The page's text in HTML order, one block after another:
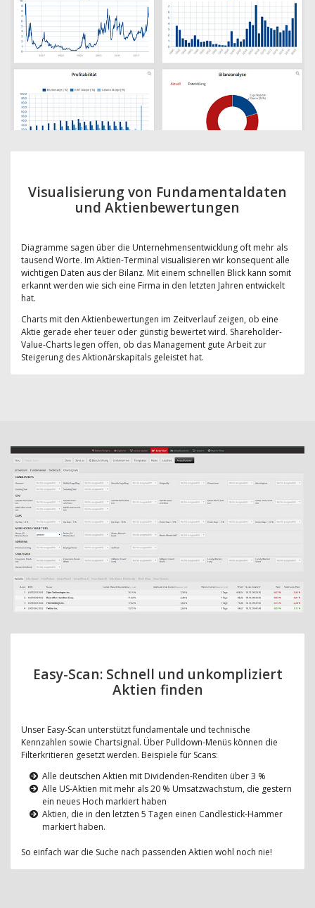
Visualisierung von Fundamentaldaten
und Aktienbewertungen
Diagramme sagen über die Unternehmensentwicklung oft mehr als
tausend Worte. Im Aktien-Terminal visualisieren wir konsequent alle
wichtigen Daten aus der Bilanz. Mit einem schnellen Blick kann somit
erkannt werden wie sich eine Firma in den letzten Jahren entwickelt
hat.
Charts mit den Aktienbewertungen im Zeitverlauf zeigen, ob eine
Aktie gerade eher teuer oder günstig bewertet wird. Shareholder-
Value-Charts legen offen, ob das Management gute Arbeit zur
Steigerung des Aktionärskapitals geleistet hat.
Easy-Scan: Schnell und unkompliziert
Aktien finden
Unser Easy-Scan unterstützt fundamentale und technische
Kennzahlen sowie Chartsignal. Über Pulldown-Menüs können die
Filterkritieren gesetzt werden. Beispiele für Scans:
Alle deutschen Aktien mit Dividenden-Renditen über 3 %
Alle US-Aktien mit mehr als 20 % Umsatzwachstum, die gestern
ein neues Hoch markiert haben
Aktien, die in den letzten 5 Tagen einen Candlestick-Hammer
markiert haben.
So einfach war die Suche nach passenden Aktien wohl noch nie!